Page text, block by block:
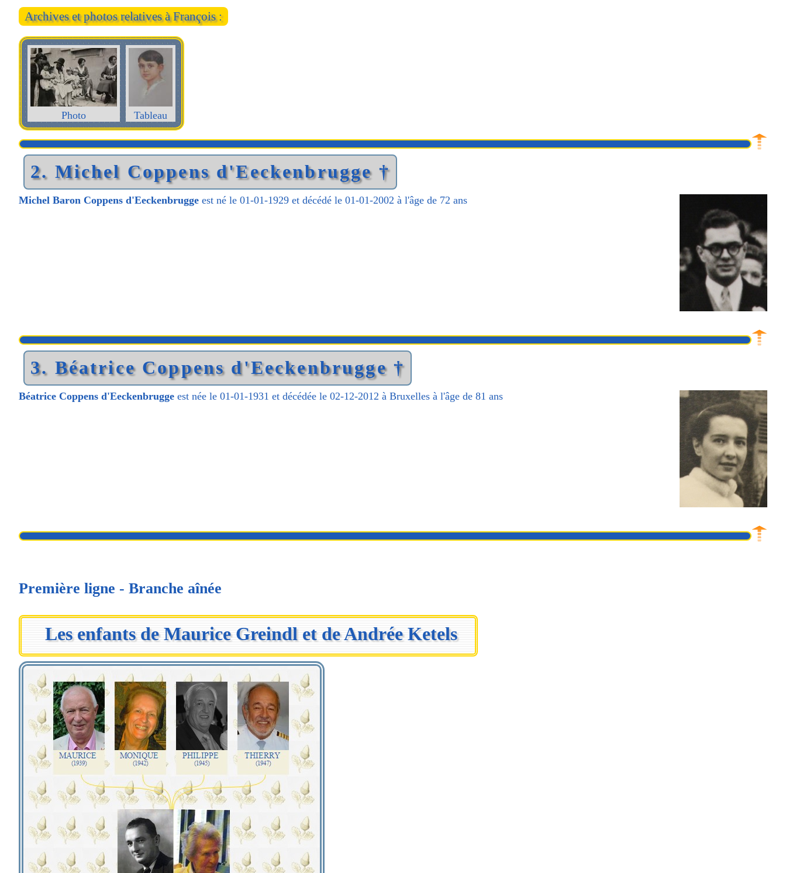
Archives et photos relatives à François :
Photo Tableau
2. Michel Coppens d'Eeckenbrugge †
Michel Baron Coppens d'Eeckenbrugge est né le 01-01-1929 et décédé le 01-01-2002 à l'âge de 72 ans
3. Béatrice Coppens d'Eeckenbrugge †
Béatrice Coppens d'Eeckenbrugge est née le 01-01-1931 et décédée le 02-12-2012 à Bruxelles à l'âge de 81 ans
Première ligne - Branche aînée
Les enfants de Maurice Greindl et de Andrée Ketels